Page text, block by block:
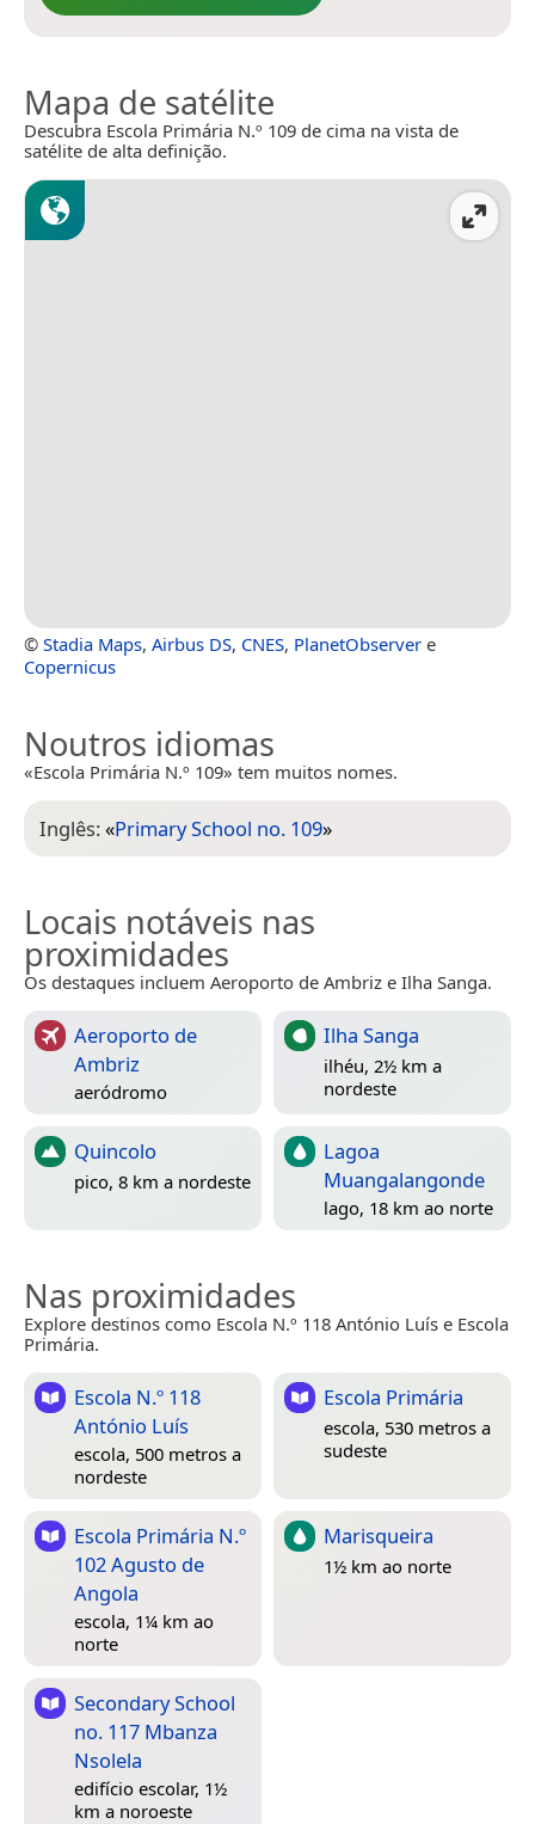
Mapa de satélite
Descubra Escola Primária N.º 109 de cima na vista de
satélite de alta definição.
© Stadia Maps, Airbus DS, CNES, PlanetObserver e
Copernicus
Noutros idiomas
«Escola Primária N.º 109» tem muitos nomes.
Inglês:«Primary School no. 109»
Locais notáveis nas
proximidades
Os destaques incluem Aeroporto de Ambriz e Ilha Sanga.
Aeroporto de
Ambriz
aeródromo
Ilha Sanga
ilhéu, 2½ km a
nordeste
Quincolo
pico, 8 km a nordeste
Lagoa
Muangalangonde
lago, 18 km ao norte
Nas proximidades
Explore destinos como Escola N.º 118 António Luís e Escola
Primária.
Escola N.º 118
António Luís
escola, 500 metros a
nordeste
Escola Primária
escola, 530 metros a
sudeste
Escola Primária N.º
102 Agusto de
Angola
escola, 1¼ km ao
norte
Marisqueira
1½ km ao norte
Secondary School
no. 117 Mbanza
Nsolela
edifício escolar, 1½
km a noroeste